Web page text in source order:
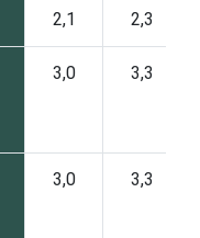
2,1 2,3
3,0 3,3
3,0 3,3